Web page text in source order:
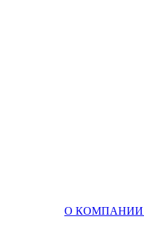
О КОМПАНИИ